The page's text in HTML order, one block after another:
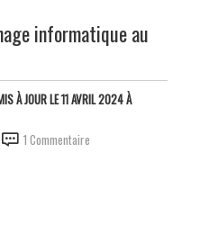
informatique au
À JOUR LE 11 AVRIL 2024 À
1 Commentaire